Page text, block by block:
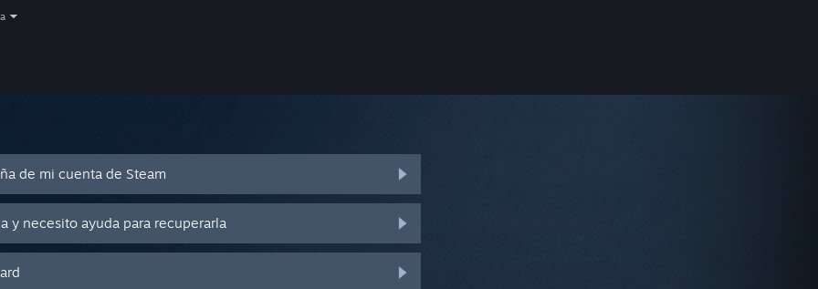
de mi cuenta de Steam
y necesito ayuda para recuperarla